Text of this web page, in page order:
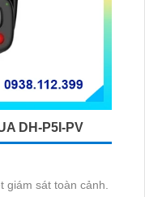
DH-P5I-PV
giám sát toàn cảnh.